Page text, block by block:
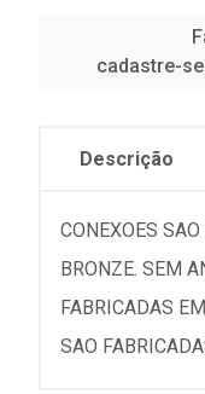
cadastre-
Descrição
CONEXOES
BRONZE. SEM
FABRICADAS
SAO